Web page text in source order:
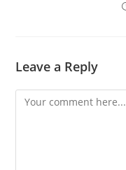
Leave a Reply